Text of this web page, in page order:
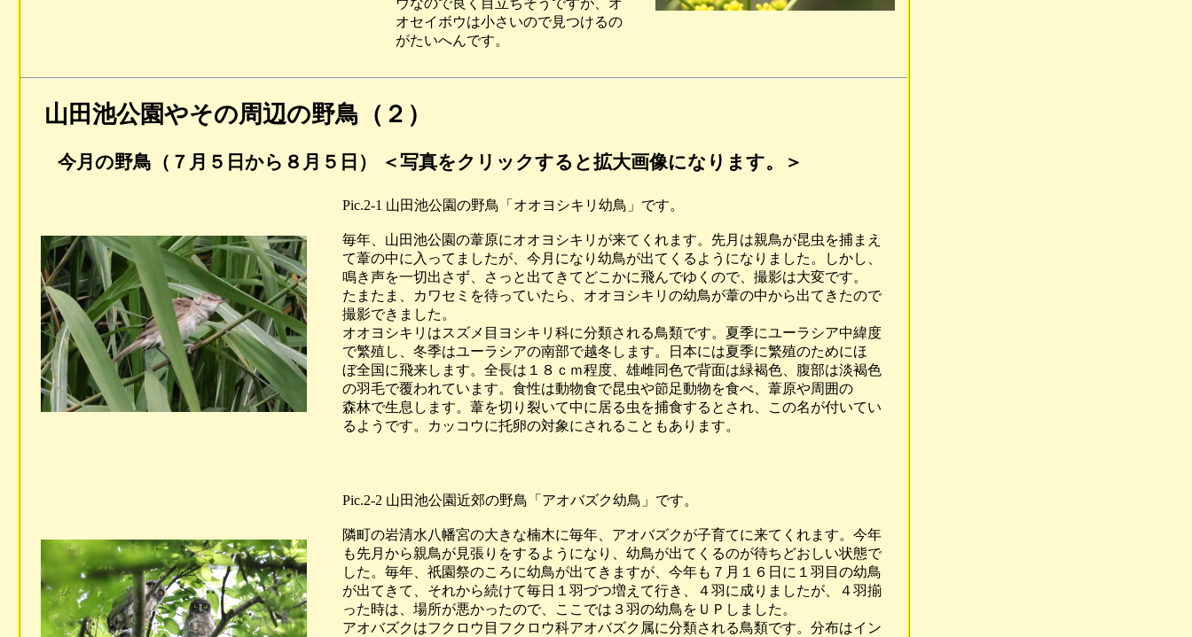
オセイボウは小さいので見つけるの
がたいへんです。
山田池公園やその周辺の野鳥（２）
今月の野鳥（７月５日から８月５日） ＜写真をクリックすると拡大画像になります。＞
Pic.2-1 山田池公園の野鳥「オオヨシキリ幼鳥」です。
毎年、山田池公園の葦原にオオヨシキリが来てくれます。先月は親鳥が昆虫を捕まえ
て葦の中に入ってましたが、今月になり幼鳥が出てくるようになりました。しかし、
鳴き声を一切出さず、さっと出てきてどこかに飛んでゆくので、撮影は大変です。
たまたま、カワセミを待っていたら、オオヨシキリの幼鳥が葦の中から出てきたので
撮影できました。
オオヨシキリはスズメ目ヨシキリ科に分類される鳥類です。夏季にユーラシア中緯度
で繁殖し、冬季はユーラシアの南部で越冬します。日本には夏季に繁殖のためにほ
ぼ全国に飛来します。全長は１８ｃｍ程度、雄雌同色で背面は緑褐色、腹部は淡褐色
の羽毛で覆われています。食性は動物食で昆虫や節足動物を食べ、葦原や周囲の
森林で生息します。葦を切り裂いて中に居る虫を捕食するとされ、この名が付いてい
るようです。カッコウに托卵の対象にされることもあります。
Pic.2-2 山田池公園近郊の野鳥「アオバズク幼鳥」です。
隣町の岩清水八幡宮の大きな楠木に毎年、アオバズクが子育てに来てくれます。今年
も先月から親鳥が見張りをするようになり、幼鳥が出てくるのが待ちどおしい状態で
した。毎年、祇園祭のころに幼鳥が出てきますが、今年も７月１６日に１羽目の幼鳥
が出てきて、それから続けて毎日１羽づつ増えて行き、４羽に成りましたが、４羽揃
った時は、場所が悪かったので、ここでは３羽の幼鳥をＵＰしました。
アオバズクはフクロウ目フクロウ科アオバズク属に分類される鳥類です。分布はイン